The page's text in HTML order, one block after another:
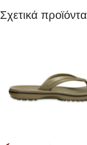
Σχετικά προϊόντα